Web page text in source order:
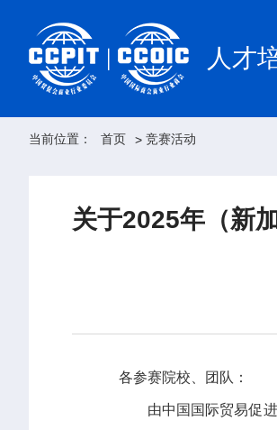
人才
当前位置： 首页 > 竞赛活动
关于2025年（新
各参赛院校、团队：
由中国国际贸易促